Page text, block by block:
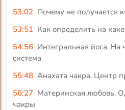
53:02 Почему не получается
53:51 Как определить на
54:56 Интегральная йога. На
система
55:48 Анахата чакра. Центр
56:27 Материнская любовь.
чакры